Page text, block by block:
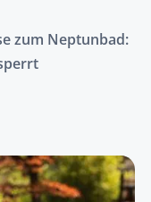
zum Neptunbad: